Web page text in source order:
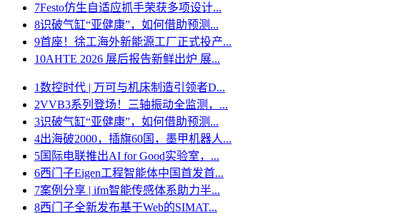
7Festo仿生自适应抓手荣获多项设计...
8识破气缸“亚健康”，如何借助预测...
9首座！徐工海外新能源工厂正式投产...
10AHTE 2026 展后报告新鲜出炉 展...
1数控时代 | 万可与机床制造引领者D...
2VVB3系列登场！三轴振动全监测，...
3识破气缸“亚健康”，如何借助预测...
4出海破2000，插旗60国，墨甲机器人...
5国际电联推出AI for Good实验室，...
6西门子Eigen工程智能体中国首发首...
7案例分享 | ifm智能传感体系助力半...
8西门子全新发布基于Web的SIMAT...